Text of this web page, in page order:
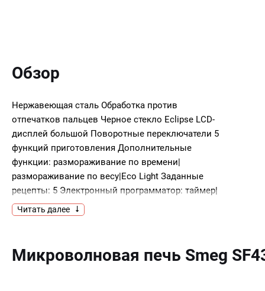
Обзор
Нержавеющая сталь Обработка против
отпечатков пальцев Черное стекло Eclipse LCD-
дисплей большой Поворотные переключатели 5
функций приготовления Дополнительные
функции: размораживание по времени|
размораживание по весу|Eco Light Заданные
рецепты: 5 Электронный программатор: таймер|
отсрочка включения|автоматическое
выключение Функция быстрого нагрева
Режим SHOWROOM Опция ECOlogic –
ограничение мощности Полезный объем 40 л 3
Читать далее
Микроволновая печь Smeg